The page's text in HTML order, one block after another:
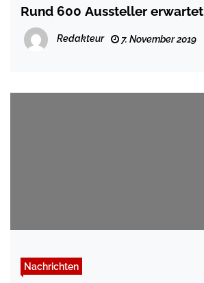
Rund 600 Aussteller erwartet
Redakteur 7. November 2019
Nachrichten